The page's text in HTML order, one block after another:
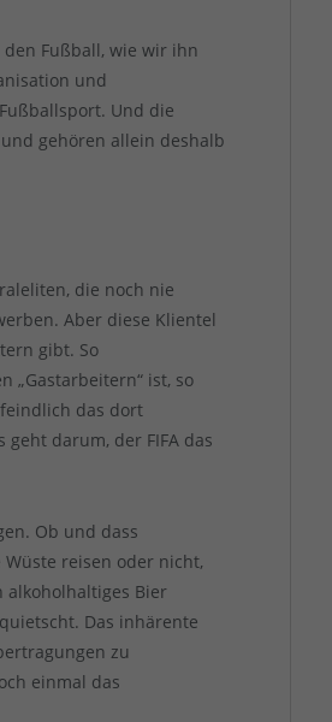
den Fußball, wie wir ihn
und
Und die
gehören allein deshalb
die noch nie
Aber diese Klientel
gibt. So
„Gastarbeitern“ ist, so
das dort
darum, der FIFA das
Ob und dass
reisen oder nicht,
alkoholhaltiges Bier
Das inhärente
zu
einmal das